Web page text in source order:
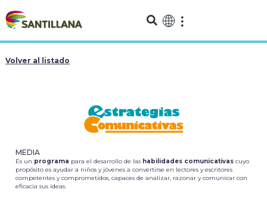
Volver al listado
MEDIA
Es un programa para el desarrollo de las habilidades comunicativascuyo
propósito es ayudar a niños y jóvenes a convertirse en lectores y escritores
competentes y comprometidos, capaces de analizar, razonar y comunicar con
eficacia sus ideas.